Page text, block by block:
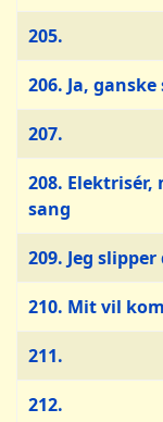
205.
206. Ja,
207.
208. Elektrisér,
sang
209. Jeg
210. Mit vil
211.
212.